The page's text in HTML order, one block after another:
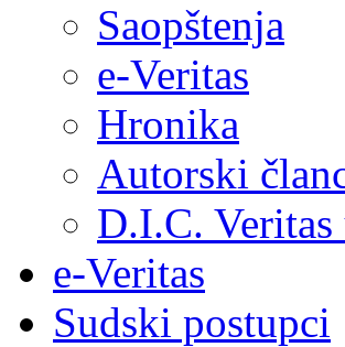
Saopštenja
e-Veritas
Hronika
Autorski
D.I.C.
e-Veritas
Sudski postupci